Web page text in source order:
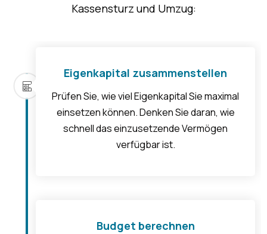
Kassensturz und Umzug:
Eigenkapital zusammenstellen
Prüfen Sie, wie viel Eigenkapital Sie maximal
einsetzen können. Denken Sie daran, wie
schnell das einzusetzende Vermögen
verfügbar ist.
Budget berechnen